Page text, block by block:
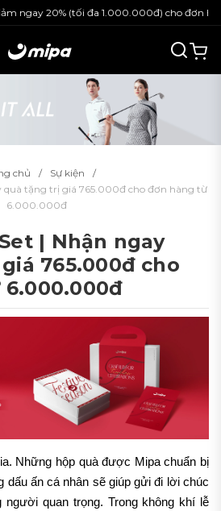
ngay 20% (tối đa 1.000.000đ) cho đơn
chủ
Sự kiện
quà tặng trị giá 765.000đ cho đơn hàng từ
6.000.000đ
| Nhận ngay
765.000đ cho
Những hộp quà được Mipa chuẩn bị
dấu ấn cá nhân sẽ giúp gửi đi lời chúc
người quan trọng. Trong không khí lễ